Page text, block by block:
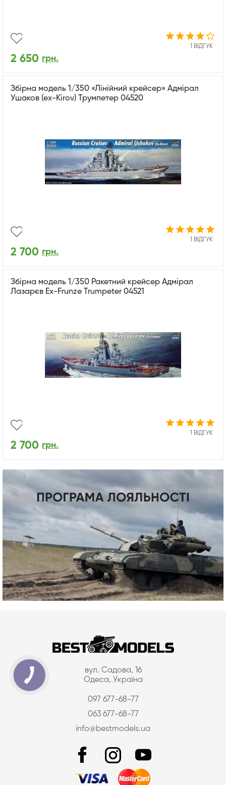
1 ВІДГУК
2 650 грн.
Збірна модель 1/350 «Лінійний крейсер» Адмірал
Ушаков (ex-Kirov) Трумпетер 04520
1 ВІДГУК
2 700 грн.
Збірна модель 1/350 Ракетний крейсер Адмірал
Лазарєв Ex-Frunze Trumpeter 04521
1 ВІДГУК
2 700 грн.
вул. Садова, 16
Одеса, Україна
097 677-68-77
063 677-68-77
info@bestmodels.ua